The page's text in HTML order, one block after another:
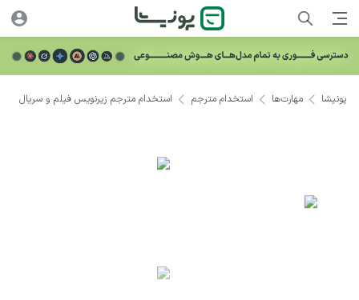
پونیشا مهارت‌ها استخدام مترجم استخدام مترجم زیرنویس فیلم و سریال